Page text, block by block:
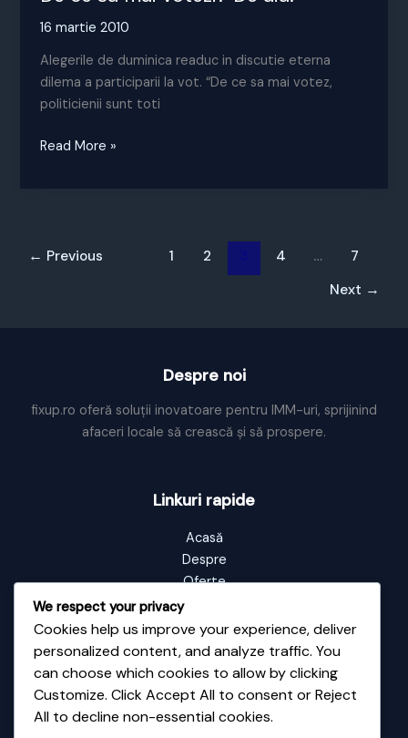
16 martie 2010
Alegerile de duminica readuc in discutie eterna
dilema a participarii la vot. “De ce sa mai votez,
politicienii sunt toti
De
De
Read More »
← Previous 1 2 4 …
7
Next →
Despre noi
fixup.ro oferă soluții inovatoare pentru IMM-uri, sprijinind
afaceri locale să crească și să prospere.
Linkuri rapide
Acasă
Despre
Oferte
Portofoliu
Blog
Contact
Informații de contact
We respect your privacy
Cookies help us improve your experience, deliver
personalized content, and analyze traffic. You
can choose which cookies to allow by clicking
Customize. Click Accept All to consent or Reject
All to decline non-essential cookies.